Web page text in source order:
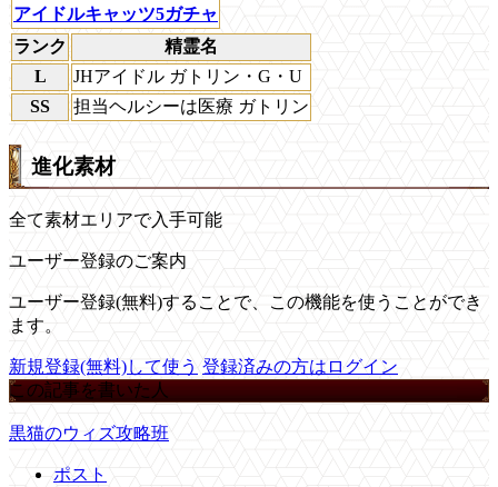
アイドルキャッツ5ガチャ
ランク
精霊名
L
JHアイドル ガトリン・G・U
SS
担当ヘルシーは医療 ガトリン
進化素材
全て素材エリアで入手可能
ユーザー登録のご案内
ユーザー登録(無料)することで、この機能を使うことができ
ます。
新規登録(無料)して使う 登録済みの方はログイン
この記事を書いた人
黒猫のウィズ攻略班
ポスト